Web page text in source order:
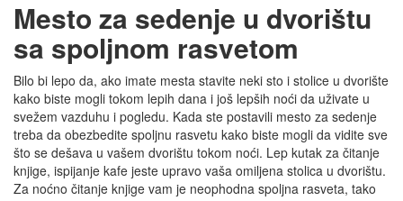
Mesto za sedenje u dvorištu
sa spoljnom rasvetom
Bilo bi lepo da, ako imate mesta stavite neki sto i stolice u dvorište
kako biste mogli tokom lepih dana i još lepših noći da uživate u
svežem vazduhu i pogledu. Kada ste postavili mesto za sedenje
treba da obezbedite spoljnu rasvetu kako biste mogli da vidite sve
što se dešava u vašem dvorištu tokom noći. Lep kutak za čitanje
knjige, ispijanje kafe jeste upravo vaša omiljena stolica u dvorištu.
Za noćno čitanje knjige vam je neophodna spoljna rasveta, tako